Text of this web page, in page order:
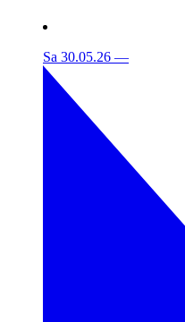
Sa 30.05.26 —